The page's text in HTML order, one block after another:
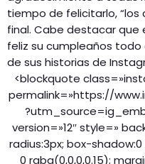
tiempo de felicitarlo, “los
final. Cabe destacar que
feliz su cumpleaños
de sus historias de
<blockquote
permalink=»https://
version=»12″ style=»
radius:3px; box-shadow:0
0 rgba(0,0,0,0.15);